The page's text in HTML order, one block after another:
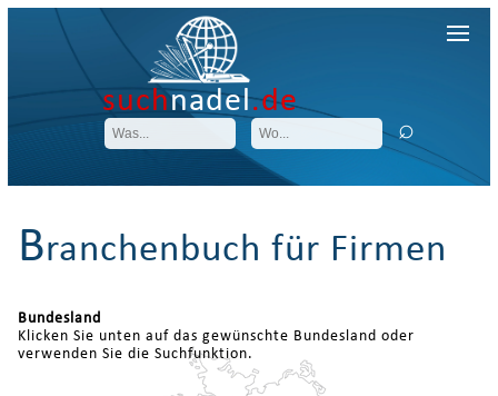
suchnadel.de
Branchenbuch für Firmen
Bundesland
Klicken Sie unten auf das gewünschte Bundesland oder
verwenden Sie die Suchfunktion.